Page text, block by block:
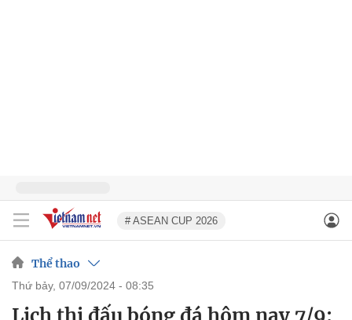
# ASEAN CUP 2026
Thể thao
thứ bảy, 07/09/2024 - 08:35